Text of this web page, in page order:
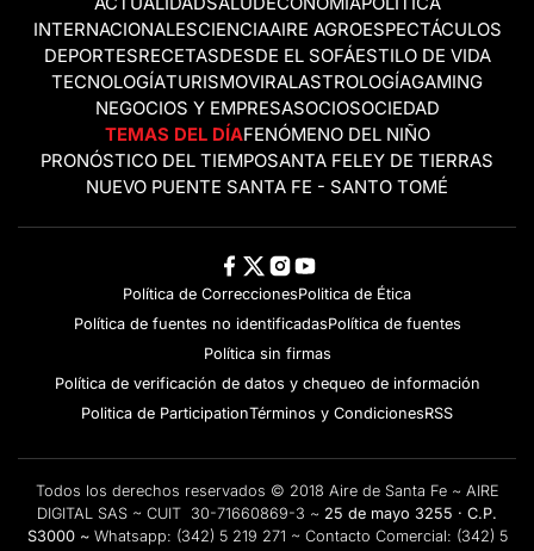
INTERNACIONALESCIENCIAAIRE AGROESPECTÁCULOS
DEPORTESRECETASDESDE EL SOFÁESTILO DE VIDA
TECNOLOGÍATURISMOVIRALASTROLOGÍAGAMING
NEGOCIOS Y EMPRESASOCIOSOCIEDAD
TEMAS DEL DÍAFENÓMENO DEL NIÑO
PRONÓSTICO DEL TIEMPOSANTA FELEY DE TIERRAS
NUEVO PUENTE SANTA FE - SANTO TOMÉ
Política de CorreccionesPolitica de Ética
Política de fuentes no identificadasPolítica de fuentes
Política sin firmas
Política de verificación de datos y chequeo de información
Politica de ParticipationTérminos y CondicionesRSS
Todos los derechos reservados © 2018 Aire de Santa Fe ~ AIRE
DIGITAL SAS ~ CUIT 30-71660869-3 ~ 25 de mayo 3255 · C.P.
S3000 ~ Whatsapp: (342) 5 219 271 ~ Contacto Comercial: (342) 5